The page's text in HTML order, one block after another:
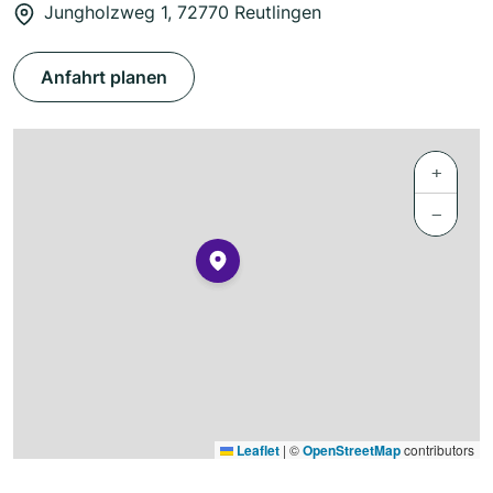
Jungholzweg 1, 72770 Reutlingen
Anfahrt planen
+
−
Leaflet | ©OpenStreetMapcontributors